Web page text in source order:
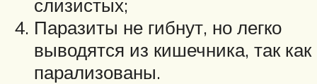
слизистых;
Паразиты не гибнут, но легко
выводятся из кишечника, так как
парализованы.